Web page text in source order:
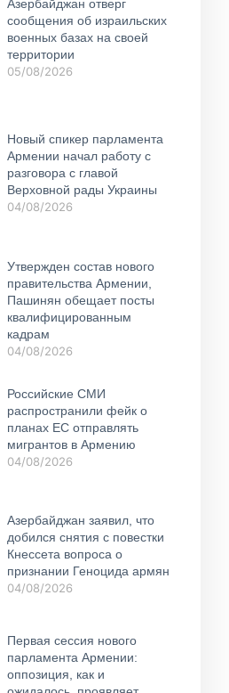
Азербайджан отверг
сообщения об израильских
военных базах на своей
территории
05/08/2026
Новый спикер парламента
Армении начал работу с
разговора с главой
Верховной рады Украины
04/08/2026
Утвержден состав нового
правительства Армении,
Пашинян обещает посты
квалифицированным
кадрам
04/08/2026
Российские СМИ
распространили фейк о
планах ЕС отправлять
мигрантов в Армению
04/08/2026
Азербайджан заявил, что
добился снятия с повестки
Кнессета вопроса о
признании Геноцида армян
04/08/2026
Первая сессия нового
парламента Армении:
оппозиция, как и